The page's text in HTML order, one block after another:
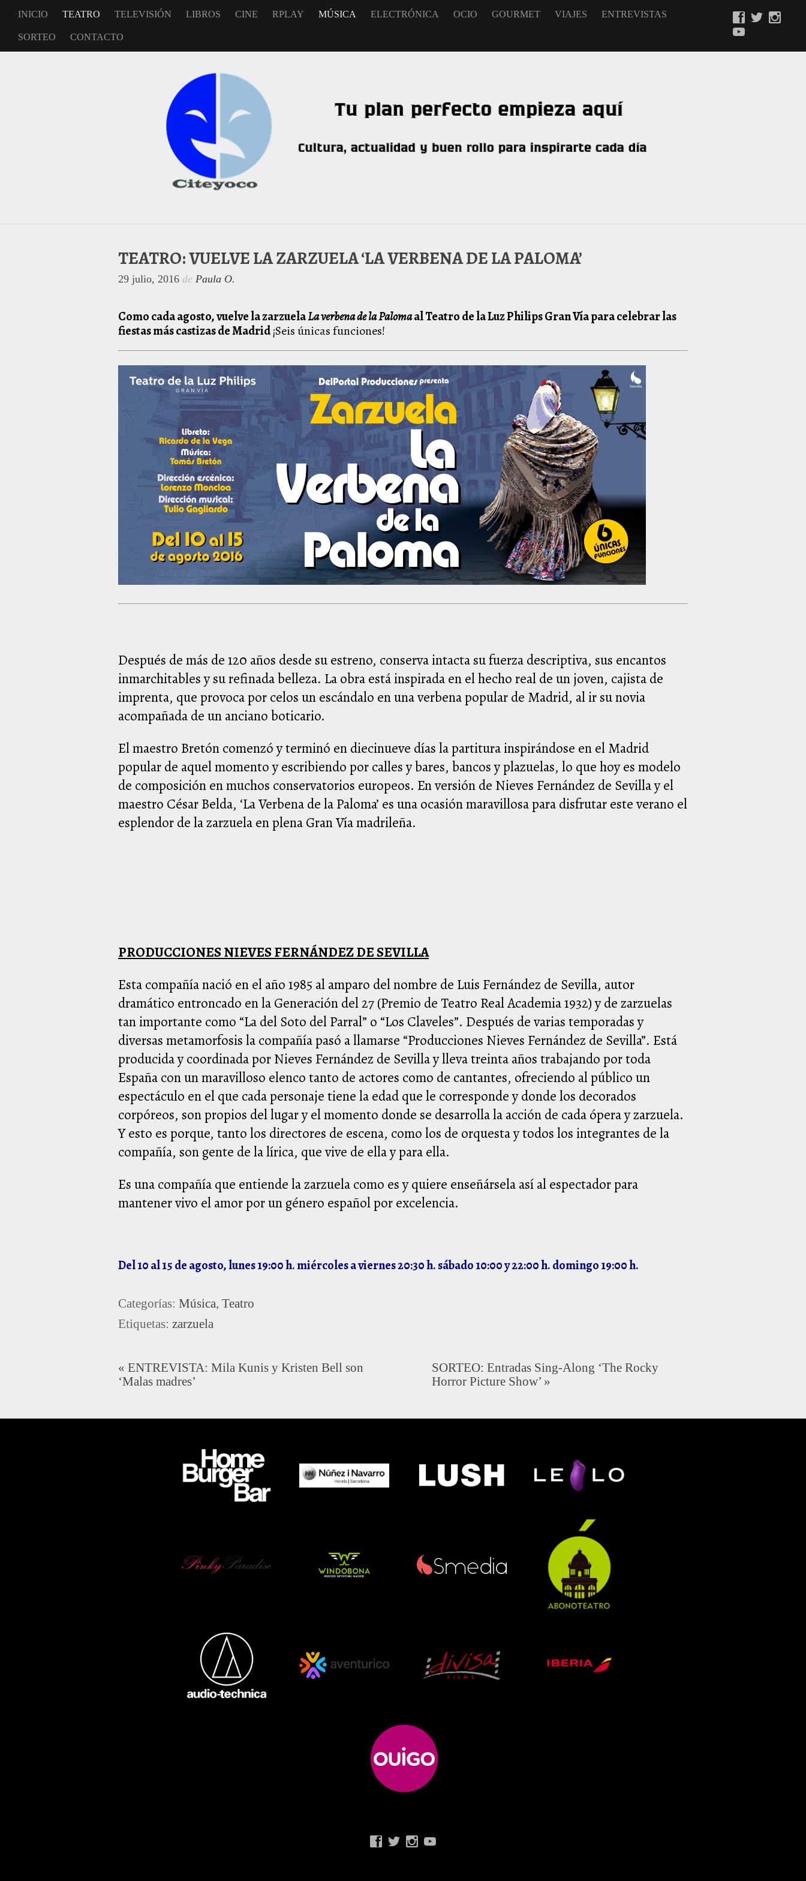
INICIO TEATRO TELEVISIÓN LIBROS CINE RPLAY MÚSICA ELECTRÓNICA OCIO GOURMET VIAJES ENTREVISTAS
SORTEO CONTACTO
TEATRO: VUELVE LA ZARZUELA ‘LA VERBENA DE LA PALOMA’
29 julio, 2016 de Paula O.
Como cada agosto, vuelve la zarzuelaLa verbena de la Palomaal Teatro de la Luz Philips Gran Vía para celebrar las
fiestas más castizas de Madrid¡Seis únicas funciones!
Después de más de 120 años desde su estreno, conserva intacta su fuerza descriptiva, sus encantos
inmarchitables y su refinada belleza. La obra está inspirada en el hecho real de un joven, cajista de
imprenta, que provoca por celos un escándalo en una verbena popular de Madrid, al ir su novia
acompañada de un anciano boticario.
El maestro Bretón comenzó y terminó en diecinueve días la partitura inspirándose en el Madrid
popular de aquel momento y escribiendo por calles y bares, bancos y plazuelas, lo que hoy es modelo
de composición en muchos conservatorios europeos. En versión de Nieves Fernández de Sevilla y el
maestro César Belda, ‘La Verbena de la Paloma’ es una ocasión maravillosa para disfrutar este verano el
esplendor de la zarzuela en plena Gran Vía madrileña.
PRODUCCIONES NIEVES FERNÁNDEZ DE SEVILLA
Esta compañía nació en el año 1985 al amparo del nombre de Luis Fernández de Sevilla, autor
dramático entroncado en la Generación del 27 (Premio de Teatro Real Academia 1932) y de zarzuelas
tan importante como “La del Soto del Parral” o “Los Claveles”. Después de varias temporadas y
diversas metamorfosis la compañía pasó a llamarse “Producciones Nieves Fernández de Sevilla”. Está
producida y coordinada por Nieves Fernández de Sevilla y lleva treinta años trabajando por toda
España con un maravilloso elenco tanto de actores como de cantantes, ofreciendo al público un
espectáculo en el que cada personaje tiene la edad que le corresponde y donde los decorados
corpóreos, son propios del lugar y el momento donde se desarrolla la acción de cada ópera y zarzuela.
Y esto es porque, tanto los directores de escena, como los de orquesta y todos los integrantes de la
compañía, son gente de la lírica, que vive de ella y para ella.
Es una compañía que entiende la zarzuela como es y quiere enseñársela así al espectador para
mantener vivo el amor por un género español por excelencia.
Del 10 al 15 de agosto, lunes 19:00 h. miércoles a viernes 20:30 h. sábado 10:00 y 22:00 h. domingo 19:00 h.
Categorías: Música, Teatro
Etiquetas: zarzuela
« ENTREVISTA: Mila Kunis y Kristen Bell son
‘Malas madres’
SORTEO: Entradas Sing-Along ‘The Rocky
Horror Picture Show’»